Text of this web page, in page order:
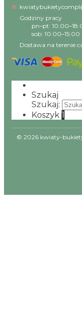
✉
Godziny pracy
pn–pt:
sob: 10:00–15:00
Dostawa na terenie
Szukaj
Szukaj:
Koszyk 1
© 2026 kwiaty-